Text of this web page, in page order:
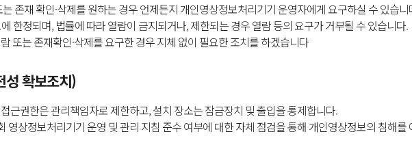
존재 확인·삭제를 원하는 경우 언제든지 개인영상정보처리기기 운영자에게 요구하실 수 있습니
한정되며, 법률에 따라 열람이 금지되거나, 제한되는 경우 열람 등의 요구가 거부될 수 있습니다.
또는 존재확인·삭제를 요구한 경우 지체 없이 필요한 조치를 하겠습니다
성 확보조치)
근권한은 관리책임자로 제한하고, 설치 장소는 잠금장치 및 출입을 통제합니다.
상정보처리기기 운영 및 관리 지침 준수 여부에 대한 자체 점검을 통해 개인영상정보의 침해를